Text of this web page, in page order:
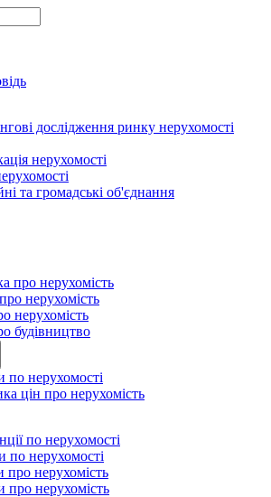
дослідження ринку нерухомості
нерухомості
та громадські об'єднання
про нерухомість
нерухомість
нерухомість
будівництво
по нерухомості
цін про нерухомість
по нерухомості
по нерухомості
про нерухомість
про нерухомість